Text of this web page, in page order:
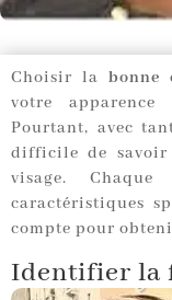
Choisir la bonne
votre
Pourtant, avec
difficile de savoir
visage.
caractéristiques
compte pour
Identifier la